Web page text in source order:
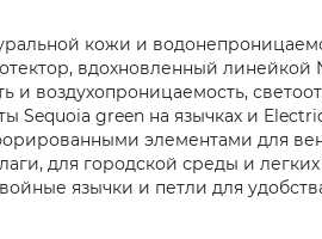
кожи и
вдохновленный линейкой
и воздухопроницаемость,
green на язычках и
элементами для
для городской среды и
язычки и петли для